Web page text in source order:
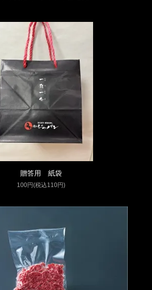
贈答用 紙袋
100円(税込110円)